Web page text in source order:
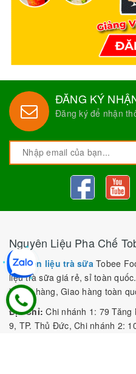
ĐĂNG KÝ
Đăng ký để nhận
Nguyên Liệu Pha Chế
Nguyên liệu trà sữa Tobee
liệu trà sữa giá rẻ, sỉ toàn
khách hàng, Giao hàng toàn
Địa Chỉ: Chi nhánh 1: 79 Tăng
9, TP. Thủ Đức, Chi nhánh 2: